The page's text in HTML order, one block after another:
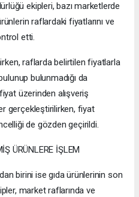
ekipleri, bazı marketlerde
raflardaki fiyatlarını ve
etti.
raflarda belirtilen fiyatlarla
bulunmadığı da
üzerinden alışveriş
gerçekleştirilirken, fiyat
de gözden geçirildi.
ÜRÜNLERE İŞLEM
birini ise gıda ürünlerinin son
market raflarında ve